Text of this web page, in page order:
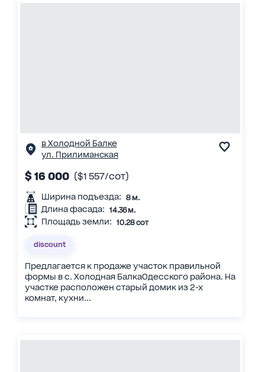
в Холодной Балке
ул. Прилиманская
$ 16 000 ($1 557/сот)
Ширина подъезда: 8 м.
Длина фасада: 14.36 м.
Площадь земли: 10.28 сот
discount
Предлагается к продаже участок правильной
формы в с. Холодная БалкаОдесского района. На
участке расположен старый домик из 2-х
комнат, кухни...